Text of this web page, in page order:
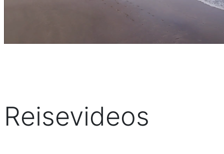
Reisevideos